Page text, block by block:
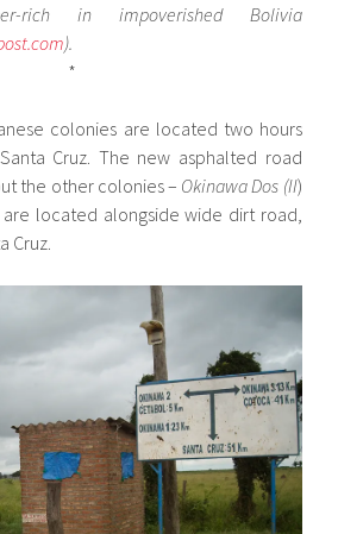
rich in impoverished Bolivia
).
*
colonies are located two hours
Cruz. The new asphalted road
the other colonies – Okinawa Dos (II)
are located alongside wide dirt road,
Cruz.